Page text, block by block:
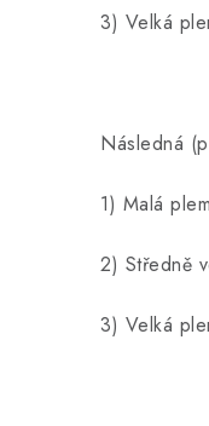
3) Velká
Následná
1) Malá
2) Středně
3) Velká